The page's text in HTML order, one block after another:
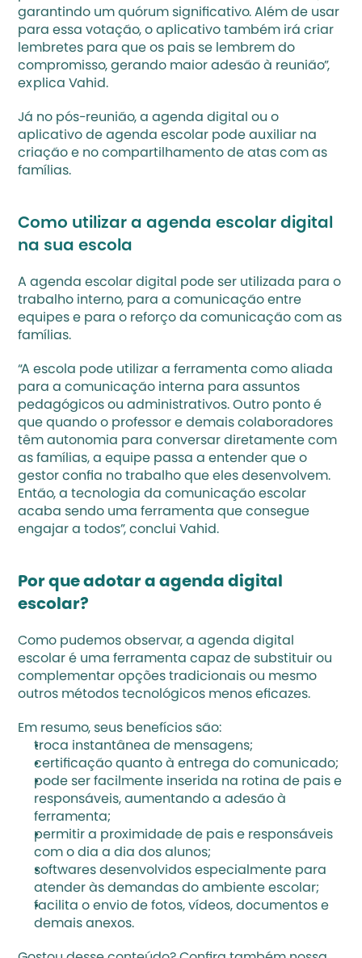
garantindo um quórum significativo. Além de usar
para essa votação, o aplicativo também irá criar
lembretes para que os pais se lembrem do
compromisso, gerando maior adesão à reunião”,
explica Vahid.
Já no pós-reunião, a agenda digital ou o
aplicativo de agenda escolar pode auxiliar na
criação e no compartilhamento de atas com as
famílias.
Como utilizar a agenda escolar digital
na sua escola
A agenda escolar digital pode ser utilizada para o
trabalho interno, para a comunicação entre
equipes e para o reforço da comunicação com as
famílias.
“A escola pode utilizar a ferramenta como aliada
para a comunicação interna para assuntos
pedagógicos ou administrativos. Outro ponto é
que quando o professor e demais colaboradores
têm autonomia para conversar diretamente com
as famílias, a equipe passa a entender que o
gestor confia no trabalho que eles desenvolvem.
Então, a tecnologia da comunicação escolar
acaba sendo uma ferramenta que consegue
engajar a todos”, conclui Vahid.
Por que adotar a agenda digital
escolar?
Como pudemos observar, a agenda digital
escolar é uma ferramenta capaz de substituir ou
complementar opções tradicionais ou mesmo
outros métodos tecnológicos menos eficazes.
Em resumo, seus benefícios são:
troca instantânea de mensagens;
certificação quanto à entrega do comunicado;
pode ser facilmente inserida na rotina de pais e
responsáveis, aumentando a adesão à
ferramenta;
permitir a proximidade de pais e responsáveis
com o dia a dia dos alunos;
softwares desenvolvidos especialmente para
atender às demandas do ambiente escolar;
facilita o envio de fotos, vídeos, documentos e
demais anexos.